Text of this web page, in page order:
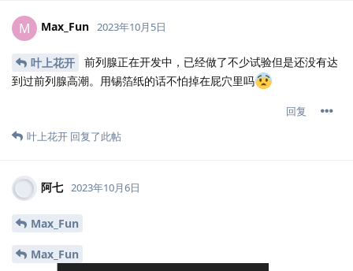
M Max_Fun 2023年10月5日
叶上花开
前列腺正在开发中，已经做了不少试验但是还没有达
到过前列腺高潮。用锡箔纸的话不怕掉在屁穴里吗
回复
叶上花开 回复了此帖
阿七 2023年10月6日
Max_Fun
Max_Fun